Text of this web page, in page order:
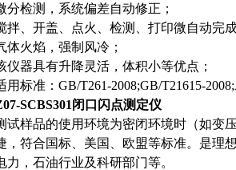
分检测，系统偏差自动修正；
拌、开盖、点火、检测、打印微自动完成
体火焰，强制风冷；
仪器具有升降灵活，体积小等优点；
用标准：GB/T261-2008;GB/T21615-
SCBS301闭口闪点测定仪
试样品的使用环境为密闭环境时（如变
，符合国标、美国、欧盟等标准。是理
力，石油行业及科研部门等。